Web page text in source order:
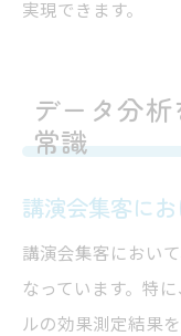
実現できます。
データ分
常識
講演会集客に
講演会集客におい
なっています。特
ルの効果測定結果